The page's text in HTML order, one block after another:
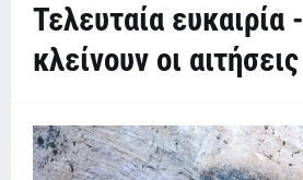
Τελευταία ευκαιρία
κλείνουν οι αιτήσεις